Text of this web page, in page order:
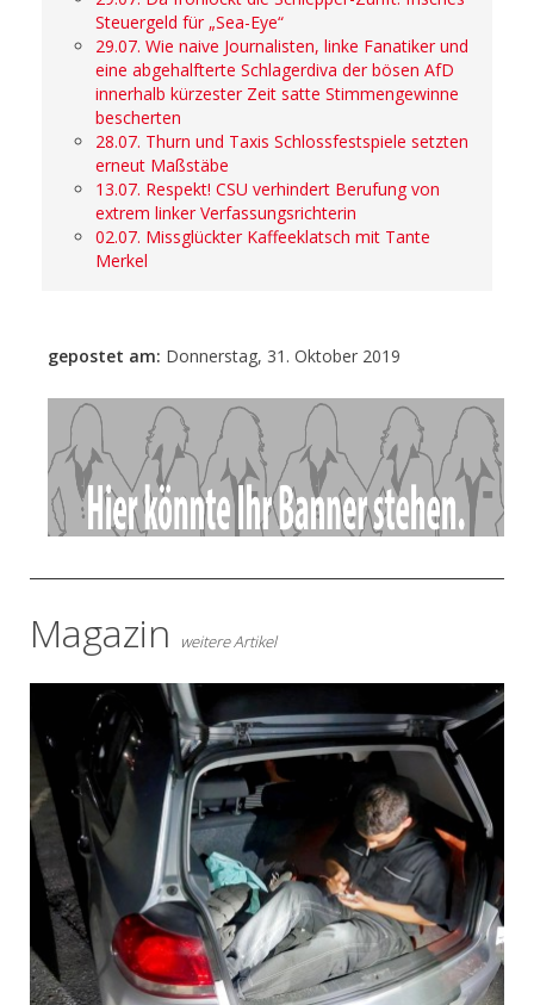
Steuergeld für „Sea-Eye“
29.07. Wie naive Journalisten, linke Fanatiker und
eine abgehalfterte Schlagerdiva der bösen AfD
innerhalb kürzester Zeit satte Stimmengewinne
bescherten
28.07. Thurn und Taxis Schlossfestspiele setzten
erneut Maßstäbe
13.07. Respekt! CSU verhindert Berufung von
extrem linker Verfassungsrichterin
02.07. Missglückter Kaffeeklatsch mit Tante
Merkel
gepostet am: Donnerstag, 31. Oktober 2019
- Anzeige -
Magazin weitere Artikel